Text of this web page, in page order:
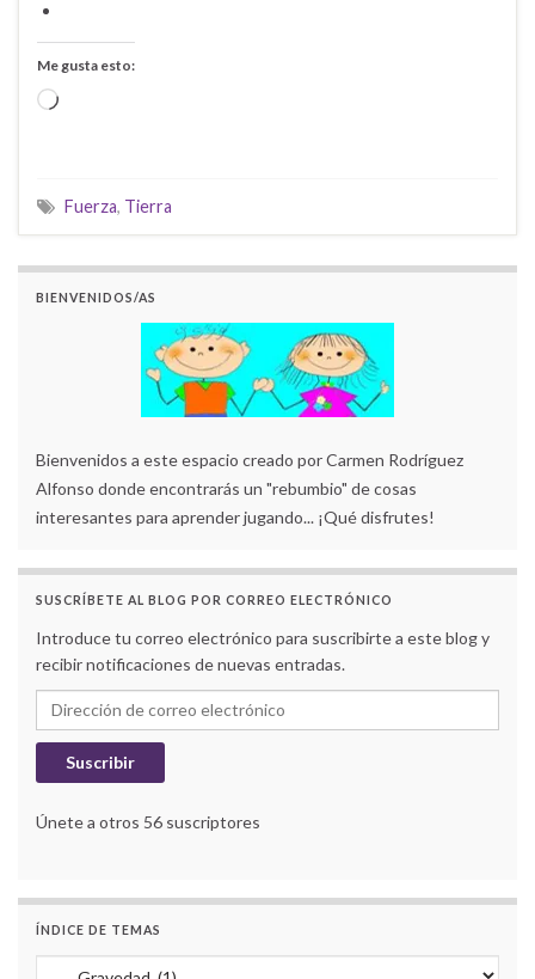
Me gusta esto:
Cargando...
Fuerza, Tierra
BIENVENIDOS/AS
Bienvenidos a este espacio creado por Carmen Rodríguez
Alfonso donde encontrarás un "rebumbio" de cosas
interesantes para aprender jugando... ¡Qué disfrutes!
SUSCRÍBETE AL BLOG POR CORREO ELECTRÓNICO
Introduce tu correo electrónico para suscribirte a este blog y
recibir notificaciones de nuevas entradas.
Dirección de correo electrónico
Suscribir
Únete a otros 56 suscriptores
ÍNDICE DE TEMAS
Índice de temas